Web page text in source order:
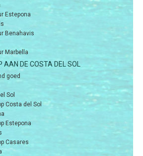
Estepona
Benahavis
Marbella
DE COSTA DEL SOL
goed
Sol
Costa del Sol
Estepona
Casares